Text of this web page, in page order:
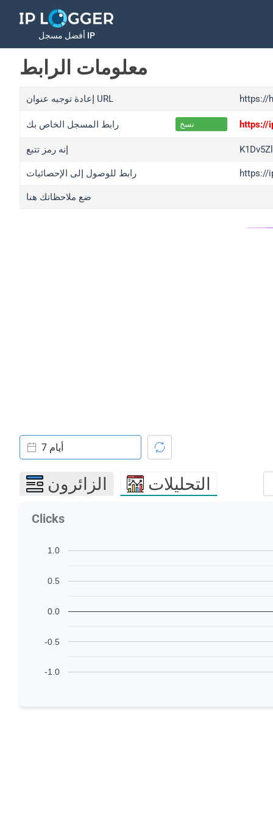
أفضل مسجل IP
معلومات الرابط
إعادة توجيه عنوان URL https://
رابط المسجل الخاص بك نسخ https://
إنه رمز تتبع
رابط للوصول إلى الإحصائيات https://
ضع ملاحظاتك هنا
7 أيام
الزائرون التحليلات
Clicks
-1.0
-0.5
0.0
0.5
1.0